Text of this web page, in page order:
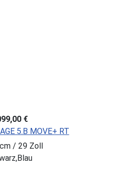
€
5.B MOVE+ RT
/ 29 Zoll